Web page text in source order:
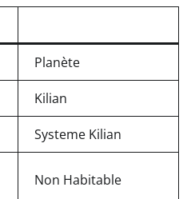
Planète
Kilian
Systeme Kilian
Non Habitable